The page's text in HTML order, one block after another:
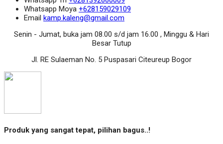
Whatsapp Moya +628159029109
Email kamp.kaleng@gmail.com
Senin - Jumat, buka jam 08.00 s/d jam 16.00 , Minggu & Hari
Besar Tutup
Jl. RE Sulaeman No. 5 Puspasari Citeureup Bogor
Produk yang sangat tepat, pilihan bagus..!